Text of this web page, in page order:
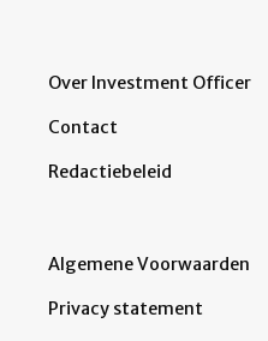
Over Investment Officer
Contact
Redactiebeleid
Algemene Voorwaarden
Privacy statement